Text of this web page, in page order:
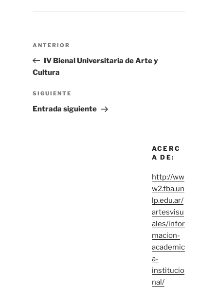
entradas
Entrada
anterior
ANTERIOR
IV Bienal Universitaria de Arte y
Cultura
Siguiente
entrada
SIGUIENTE
Entrada siguiente
ACERC
A DE:
http://ww
w2.fba.un
lp.edu.ar/
artesvisu
ales/infor
macion-
academic
a-
institucio
nal/